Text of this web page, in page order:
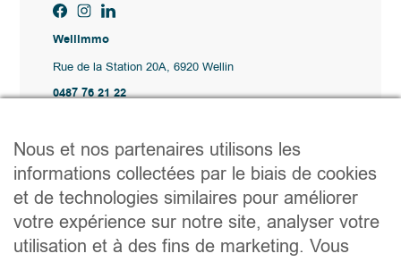
Wellimmo
Rue de la Station 20A, 6920 Wellin
0487 76 21 22
Acheter
Louer
Vendre
Contact
Liens utiles
Nous et nos partenaires utilisons les
informations collectées par le biais de cookies
et de technologies similaires pour améliorer
votre expérience sur notre site, analyser votre
utilisation et à des fins de marketing. Vous